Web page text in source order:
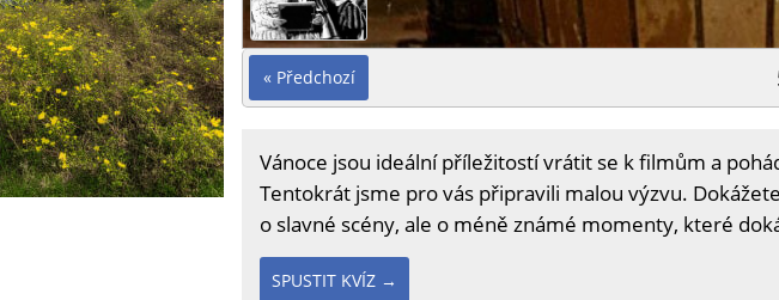
« Předchozí
Vánoce jsou ideální příležitostí vrátit se k filmům a
Tentokrát jsme pro vás připravili malou výzvu.
o slavné scény, ale o méně známé momenty, které
SPUSTIT KVÍZ →